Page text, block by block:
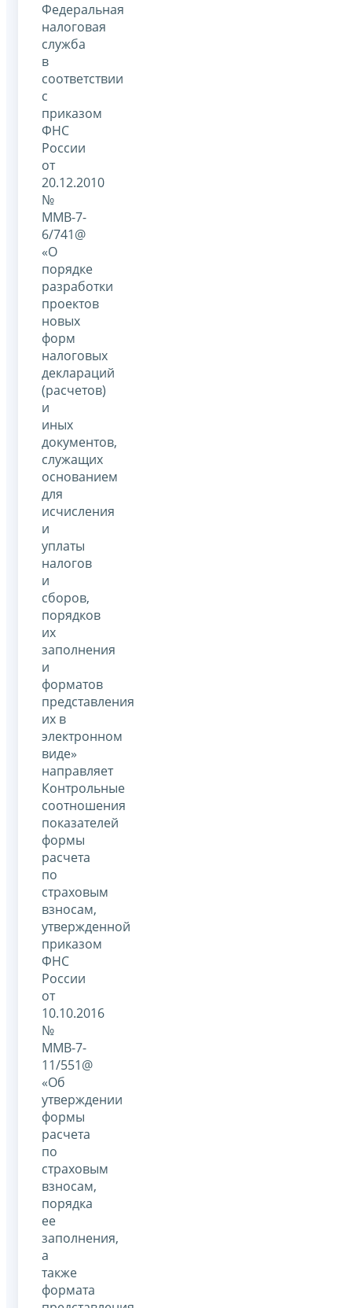
Федеральная
налоговая
служба
в
соответствии
с
приказом
ФНС
России
от
20.12.2010
№
ММВ-7-
6/741@
«О
порядке
разработки
проектов
новых
форм
налоговых
деклараций
(расчетов)
и
иных
документов,
служащих
основанием
для
исчисления
и
уплаты
налогов
и
сборов,
порядков
их
заполнения
и
форматов
представления
их в
электронном
виде»
направляет
Контрольные
соотношения
показателей
формы
расчета
по
страховым
взносам,
утвержденной
приказом
ФНС
России
от
10.10.2016
№
ММВ-7-
11/551@
«Об
утверждении
формы
расчета
по
страховым
взносам,
порядка
ее
заполнения,
а
также
формата